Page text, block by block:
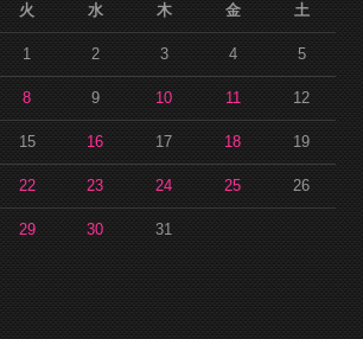
火 水 木 金 土
1 2 3 4 5
8 9 10 11 12
15 16 17 18 19
22 23 24 25 26
29 30 31